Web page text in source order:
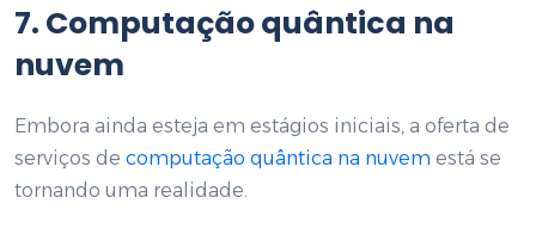
7. Computação quântica na
nuvem
Embora ainda esteja em estágios iniciais, a oferta de
serviços de computação quântica na nuvem está se
tornando uma realidade.